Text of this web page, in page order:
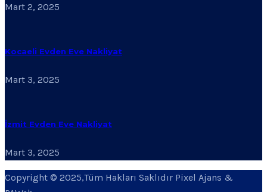
Mart 2, 2025
Kocaeli Evden Eve Nakliyat
Mart 3, 2025
İzmit Evden Eve Nakliyat
Mart 3, 2025
Copyright © 2025,Tüm Hakları Saklıdır Pixel Ajans &